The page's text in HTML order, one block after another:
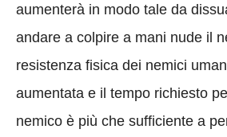
aumenterà in modo tale da
andare a colpire a mani nude il
resistenza fisica dei nemici
aumentata e il tempo richiesto
nemico è più che sufficiente a